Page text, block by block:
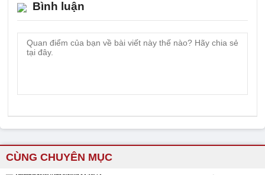
Bình luận
CÙNG CHUYÊN MỤC